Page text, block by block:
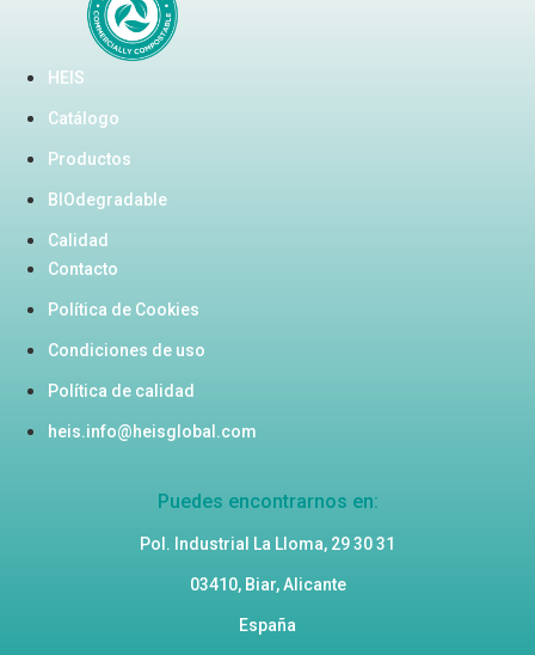
HEIS
Catálogo
Productos
BIOdegradable
Calidad
Contacto
Política de Cookies
Condiciones de uso
Política de calidad
heis.info@heisglobal.com
Puedes encontrarnos en:
Pol. Industrial La Lloma, 29 30 31
03410, Biar, Alicante
España